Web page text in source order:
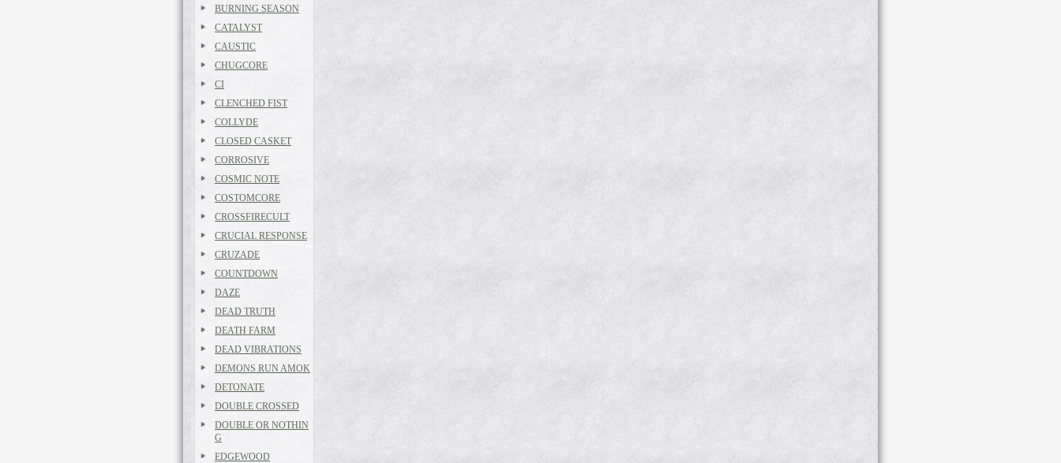
BURNING SEASON
CATALYST
CAUSTIC
CHUGCORE
CI
CLENCHED FIST
COLLYDE
CLOSED CASKET
CORROSIVE
COSMIC NOTE
COSTOMCORE
CROSSFIRECULT
CRUCIAL RESPONSE
CRUZADE
COUNTDOWN
DAZE
DEAD TRUTH
DEATH FARM
DEAD VIBRATIONS
DEMONS RUN AMOK
DETONATE
DOUBLE CROSSED
DOUBLE OR NOTHIN
G
EDGEWOOD